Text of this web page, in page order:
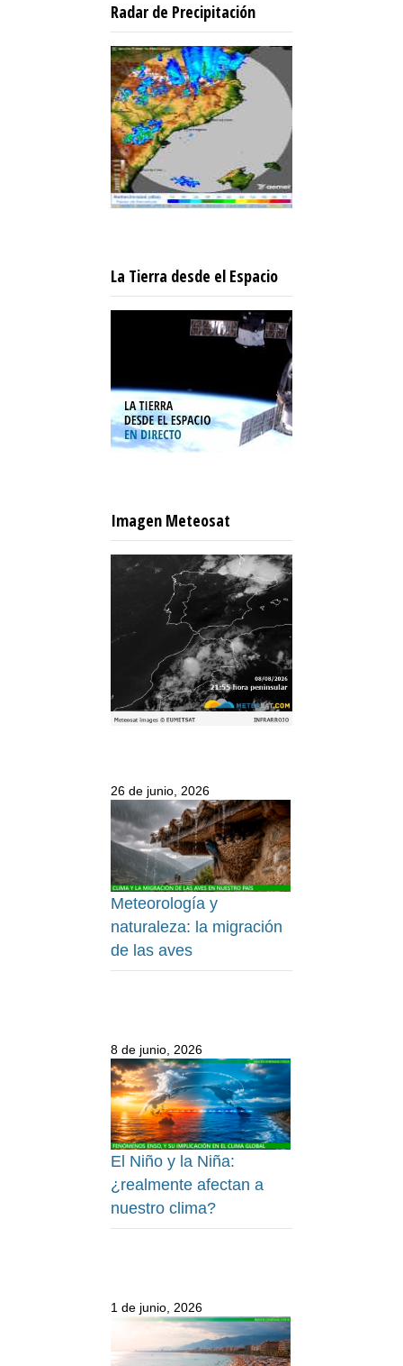
Radar de Precipitación
La Tierra desde el Espacio
Imagen Meteosat
26 de junio, 2026
Meteorología y
naturaleza: la migración
de las aves
8 de junio, 2026
El Niño y la Niña:
¿realmente afectan a
nuestro clima?
1 de junio, 2026